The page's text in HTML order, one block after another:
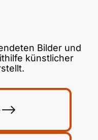
Bilder und
künstlicher